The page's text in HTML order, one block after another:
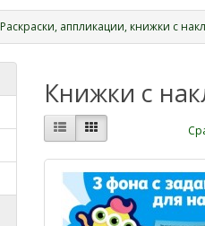
Раскраски, аппликации, книжки с
Книжки с